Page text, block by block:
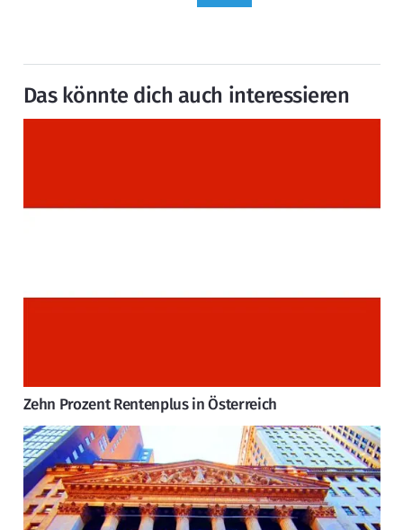
Das könnte dich auch interessieren
Zehn Prozent Rentenplus in Österreich